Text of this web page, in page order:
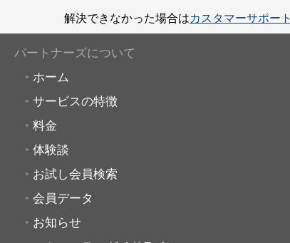
解決できなかった場合はカスタマーサポート
パートナーズについて
ホーム
サービスの特徴
料金
体験談
お試し会員検索
会員データ
お知らせ